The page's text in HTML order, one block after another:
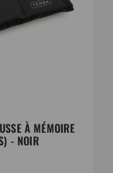
À MÉMOIRE
- NOIR